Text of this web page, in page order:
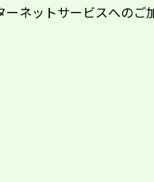
ネットサービスへのご